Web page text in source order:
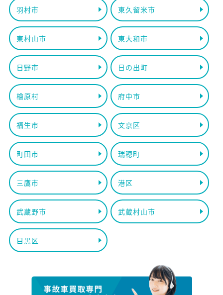
羽村市 東久留米市
東村山市 東大和市
日野市 日の出町
檜原村 府中市
福生市 文京区
町田市 瑞穂町
三鷹市 港区
武蔵野市 武蔵村山市
目黒区